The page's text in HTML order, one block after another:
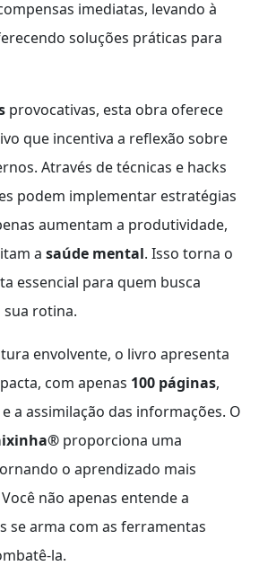
imediatas, levando à
soluções práticas para
provocativas, esta obra oferece
que incentiva a reflexão sobre
Através de técnicas e hacks
podem implementar estratégias
aumentam a produtividade,
a saúde mental. Isso torna o
essencial para quem busca
sua rotina.
envolvente, o livro apresenta
com apenas 100 páginas,
a assimilação das informações. O
proporciona uma
o aprendizado mais
não apenas entende a
se arma com as ferramentas
la.